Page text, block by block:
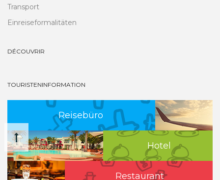
Transport
Einreiseformalitäten
DÉCOUVRIR
TOURISTENINFORMATION
Reisebüro
Hotel
Restaurant